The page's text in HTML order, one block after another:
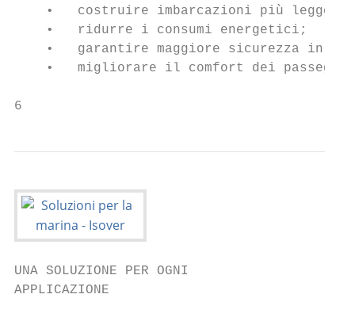
    •   costruire imbarcazioni più leggere;
    •   ridurre i consumi energetici;
•   garantire maggiore sicurezza in
•   migliorare il comfort dei
6
UNA SOLUZIONE PER OGNI
APPLICAZIONE